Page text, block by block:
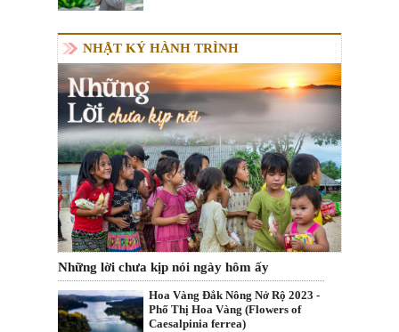
NHẬT KÝ HÀNH TRÌNH
Những lời chưa kịp nói ngày hôm ấy
Hoa Vàng Đắk Nông Nở Rộ 2023 -
Phố Thị Hoa Vàng (Flowers of
Caesalpinia ferrea)